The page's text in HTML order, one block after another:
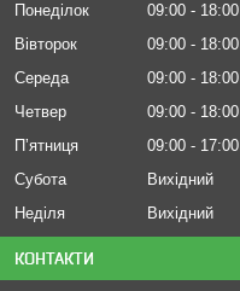
Понеділок 09:00
18:00
Вівторок
09:00
18:00
Середа
09:00
18:00
Четвер
09:00
18:00
Пʼятниця
09:00
17:00
Субота
Вихідний
Неділя
Вихідний
КОНТАКТИ